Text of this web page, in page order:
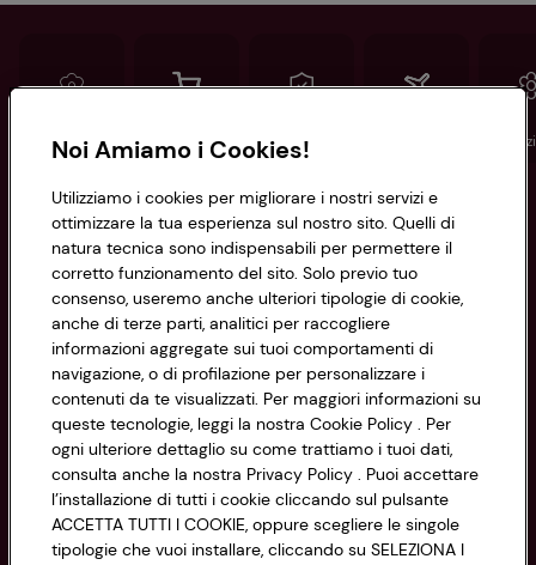
Conad Spesa online Assicurazioni
Informazioni
Privacy Policy
Cookie Policy
Impostazioni Cookie
Accessibilità
CONAD SOCIETÀ COOPERATIVA
Via Michelino, 59 | 40127 BOLOGNA
Codice Fiscale e Registro Imprese
di Bologna 00865960157
PARTITA IVA 03320960374
Servizio clienti
Noi Amiamo i Cookies!
Utilizziamo i cookies per migliorare i nostri servizi e
ottimizzare la tua esperienza sul nostro sito. Quelli di
natura tecnica sono indispensabili per permettere il
corretto funzionamento del sito. Solo previo tuo
consenso, useremo anche ulteriori tipologie di cookie,
anche di terze parti, analitici per raccogliere
informazioni aggregate sui tuoi comportamenti di
navigazione, o di profilazione per personalizzare i
contenuti da te visualizzati. Per maggiori informazioni su
queste tecnologie, leggi la nostra Cookie Policy . Per
ogni ulteriore dettaglio su come trattiamo i tuoi dati,
consulta anche la nostra Privacy Policy . Puoi accettare
l’installazione di tutti i cookie cliccando sul pulsante
ACCETTA TUTTI I COOKIE, oppure scegliere le singole
tipologie che vuoi installare, cliccando su SELEZIONA I